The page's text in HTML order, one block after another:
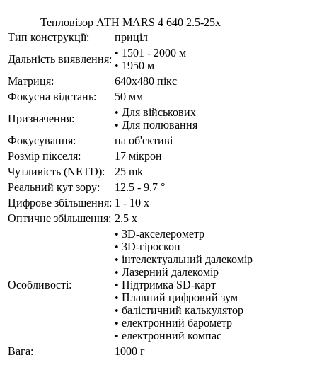
Тепловізор АТН MARS 4 640 2.5-25x
Тип конструкції:
приціл
Дальність виявлення:
• 1501 - 2000 м
• 1950 м
Матриця:
640x480 пікс
Фокусна відстань:
50 мм
Призначення:
• Для військових
• Для полювання
Фокусування:
на об'єктиві
Розмір пікселя:
17 мікрон
Чутливість (NETD):
25 mk
Реальний кут зору:
12.5 - 9.7 °
Цифрове збільшення: 1 - 10 x
Оптичне збільшення: 2.5 x
Особливості:
• 3D-акселерометр
• 3D-гіроскоп
• інтелектуальний далекомір
• Лазерний далекомір
• Підтримка SD-карт
• Плавний цифровий зум
• балістичний калькулятор
• електронний барометр
• електронний компас
Вага:
1000 г